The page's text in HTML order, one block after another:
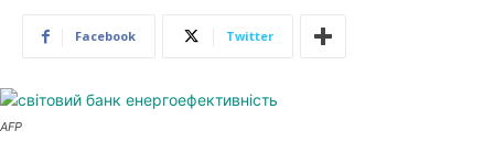
Facebook Twitter
AFP